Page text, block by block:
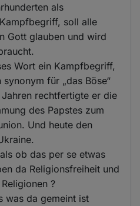
als
soll alle
Gott glauben und wird
Wort ein Kampfbegriff,
für „das Böse“
rechtfertigte er die
des Papstes zum
Und heute den
ob das per se etwas
da Religionsfreiheit und
?
was da gemeint ist